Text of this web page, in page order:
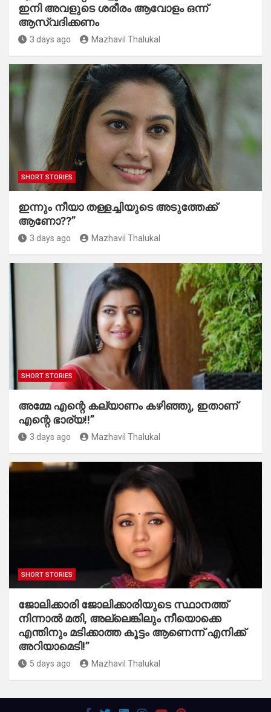
ഇനി അവളുടെ ശരീരം ആവോളം ഒന്ന്
ആസ്വദിക്കണം
3 days ago Mazhavil Thalukal
SHORT STORIES
ഇന്നും നീയാ തള്ളച്ചിയുടെ അടുത്തേക്ക്
ആണോ??”
3 days ago Mazhavil Thalukal
SHORT STORIES
അമ്മേ എന്റെ കല്യാണം കഴിഞ്ഞു, ഇതാണ്
എന്റെ ഭാര്യ!!”
3 days ago Mazhavil Thalukal
SHORT STORIES
ജോലിക്കാരി ജോലിക്കാരിയുടെ സ്ഥാനത്ത്
നിന്നാൽ മതി, അല്ലെങ്കിലും നീയൊക്കെ
എന്തിനും മടിക്കാത്ത കൂട്ടം ആണെന്ന് എനിക്ക്
അറിയാമെടി!”
5 days ago Mazhavil Thalukal